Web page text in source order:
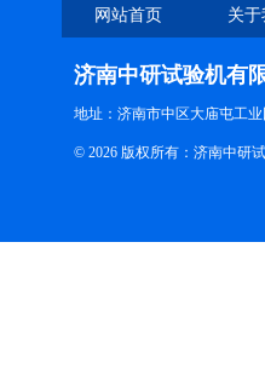
网站首页 关
济南中研试验机有
地址：济南市中区大庙屯工
© 2026 版权所有：济南中研